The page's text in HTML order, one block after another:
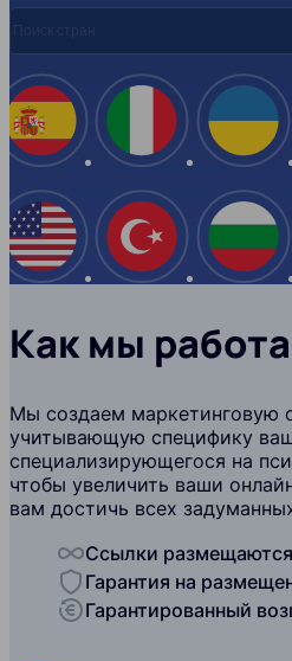
Испания
США
Италия
Турция
Как мы
Мы создаем маркетинговую
учитывающую специфику
специализирующегося на
чтобы увеличить ваши
вам достичь всех
Ссылки размещаются
Гарантия на
Гарантированный